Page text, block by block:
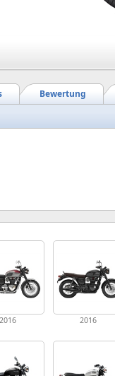
Bewertung
2016 2016